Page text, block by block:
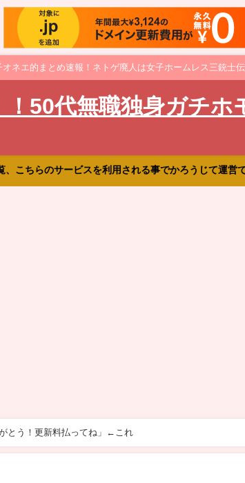
ネエ的まとめ速報！ネトゲ廃人は女子ホームレス三銃士
50代無職独身ガチホ
こちらのサービスを利用される事でかろうじて運営
とう！更新料払ってね」←これ